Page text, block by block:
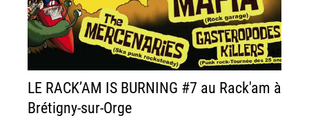
LE RACK’AM IS BURNING #7 au Rack'am à
Brétigny-sur-Orge